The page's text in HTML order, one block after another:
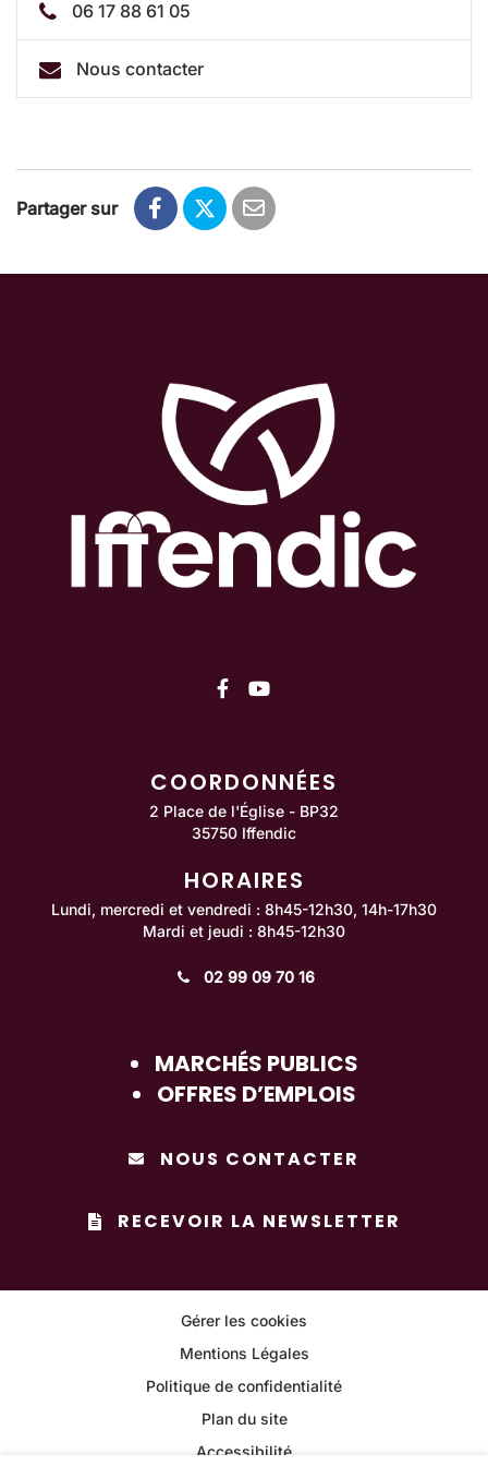
06 17 88 61 05
Nous contacter
Partager sur
Lien vers le compte
Lien vers la chaîne
COORDONNÉES
2 Place de l'Église - BP32
35750 Iffendic
HORAIRES
Lundi, mercredi et vendredi : 8h45-12h30, 14h-17h30
Mardi et jeudi : 8h45-12h30
02 99 09 70 16
MARCHÉS PUBLICS
OFFRES D’EMPLOIS
NOUS CONTACTER
RECEVOIR LA NEWSLETTER
Gérer les cookies
Mentions Légales
Politique de confidentialité
Plan du site
Accessibilité